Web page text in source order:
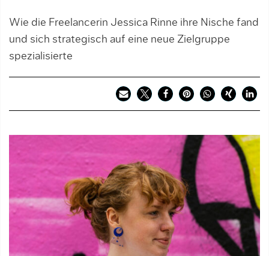
Wie die Freelancerin Jessica Rinne ihre Nische fand
und sich strategisch auf eine neue Zielgruppe
spezialisierte